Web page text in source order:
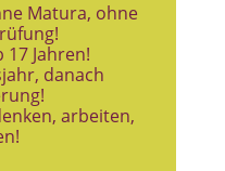
Matura, ohne
Jahren!
danach
arbeiten,